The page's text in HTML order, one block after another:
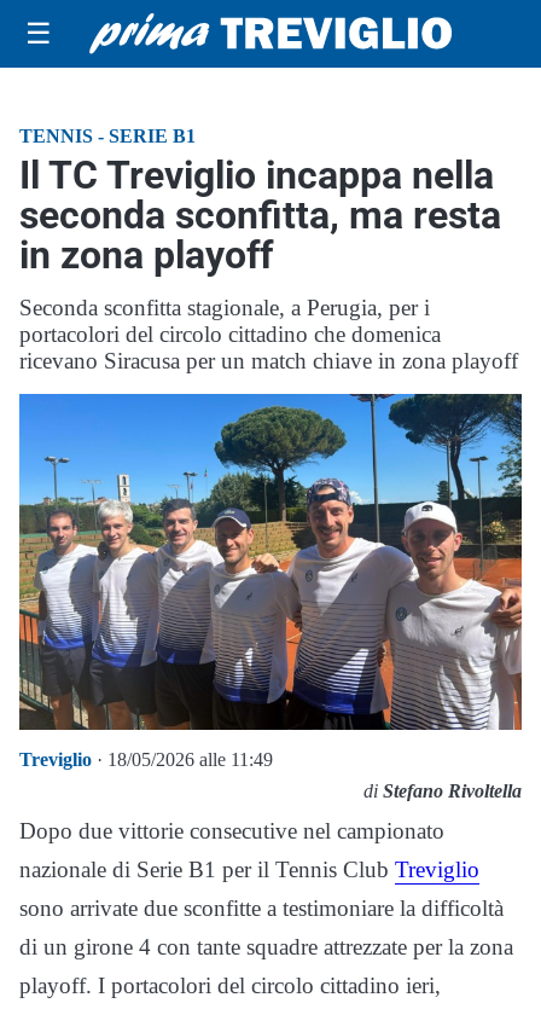
☰
TENNIS - SERIE B1
Il TC Treviglio incappa nella
seconda sconfitta, ma resta
in zona playoff
Seconda sconfitta stagionale, a Perugia, per i
portacolori del circolo cittadino che domenica
ricevano Siracusa per un match chiave in zona playoff
Treviglio · 18/05/2026 alle 11:49
di Stefano Rivoltella
Dopo due vittorie consecutive nel campionato
nazionale di Serie B1 per il Tennis Club Treviglio
sono arrivate due sconfitte a testimoniare la difficoltà
di un girone 4 con tante squadre attrezzate per la zona
playoff. I portacolori del circolo cittadino ieri,